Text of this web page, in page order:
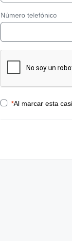
Número telefónico
*Al marcar esta